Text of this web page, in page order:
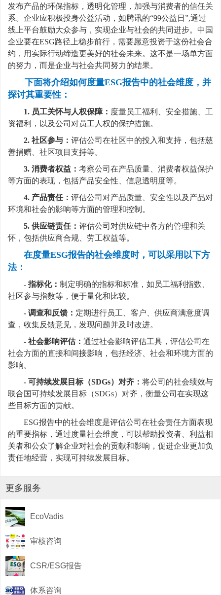
发布产品的环保指标，透明化管理，加强与消费者的信任关
系。企业应积极投身公益活动，如腾讯的“99公益日”,通过
线上平台鼓励大众参与，实现企业与社会的共同进步。中国
企业要在ESG路径上稳步前行，需要愿意投资于这份社会合
约，用实际行动缔造更美好的社会未来。这不是一场单方面
的努力，而是企业与社会共同努力的结果。
下面将介绍如何度量ESG报告中的社会维度，并
探讨其重要性：
1. 员工关怀与人权保障： 度量员工福利、安全措施、工
资福利，以及公司对员工人权的保护措施。
2. 社区参与： 评估公司在社区中的投入和支持，包括慈
善捐赠、社区项目支持等。
3. 消费者权益： 考察公司在产品质量、消费者权益保护
等方面的表现，包括产品安全性、信息透明度等。
4. 产品责任： 评估公司对产品质量、安全性以及产品对
环境和社会的影响等方面的管理和控制。
5. 供应链责任： 评估公司对供应链中各方的管理和关
怀，包括供应商合规、劳工权益等。
在度量ESG报告的社会维度时，可以采用以下方
法：
- 指标化： 制定明确的指标和标准，如员工福利指数、
社区参与指数等，便于量化和比较。
- 调查和反馈： 定期进行员工、客户、供应商满意度调
查，收集反馈意见，发现问题并及时改进。
- 社会影响评估： 通过社会影响评估工具，评估公司在
社会方面的直接和间接影响，包括经济、社会和环境方面的
影响。
- 可持续发展目标（SDGs）对齐： 将公司的社会绩效与
联合国可持续发展目标（SDGs）对齐，衡量公司在实现这
些目标方面的贡献。
ESG报告中的社会维度是评估公司在社会责任方面表现
的重要指标，通过度量社会维度，可以帮助投资者、利益相
关者和公众了解企业对社会的贡献和影响，促进企业更加负
责任地经营，实现可持续发展目标。
更多服务
EcoVadis
审核咨询
CSR/ESG报告
体系咨询